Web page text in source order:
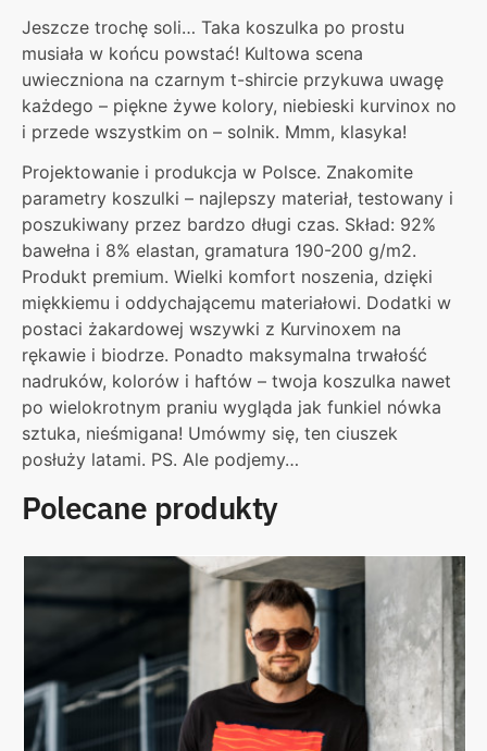
Jeszcze trochę soli… Taka koszulka po prostu
musiała w końcu powstać! Kultowa scena
uwieczniona na czarnym t-shircie przykuwa uwagę
każdego – piękne żywe kolory, niebieski kurvinox no
i przede wszystkim on – solnik. Mmm, klasyka!
Projektowanie i produkcja w Polsce. Znakomite
parametry koszulki – najlepszy materiał, testowany i
poszukiwany przez bardzo długi czas. Skład: 92%
bawełna i 8% elastan, gramatura 190-200 g/m2.
Produkt premium. Wielki komfort noszenia, dzięki
miękkiemu i oddychającemu materiałowi. Dodatki w
postaci żakardowej wszywki z Kurvinoxem na
rękawie i biodrze. Ponadto maksymalna trwałość
nadruków, kolorów i haftów – twoja koszulka nawet
po wielokrotnym praniu wygląda jak funkiel nówka
sztuka, nieśmigana! Umówmy się, ten ciuszek
posłuży latami. PS. Ale podjemy…
Polecane produkty